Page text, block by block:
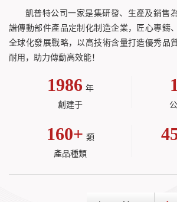
凱普特公司一家是集研發、生產及銷售
譜傳動部件產品定制化制造企業，匠心專鑄
全球化發展戰略，以高技術含量打造優秀品
耐用，助力傳動高效能！
1986 年
創建于
160+ 類
產品種類